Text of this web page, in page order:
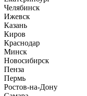
Челябинск
Ижевск
Казань
Киров
Краснодар
Минск
Новосибирск
Пенза
Пермь
Ростов-на-Дону